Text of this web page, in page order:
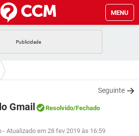
MENU
GMAIL
GMAIL
WHATSAPP
WHATSAPP
Seguinte
Gmail Resolvido/Fechado
- Atualizado em 28 fev 2019 às 16:59